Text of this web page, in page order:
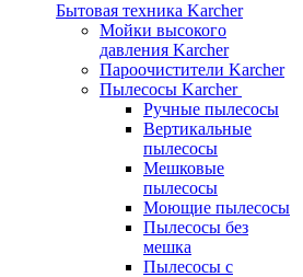
Бытовая техника Karcher
Мойки высокого
давления Karcher
Пароочистители Karcher
Пылесосы Karcher
Ручные пылесосы
Вертикальные
пылесосы
Мешковые
пылесосы
Моющие пылесосы
Пылесосы без
мешка
Пылесосы с